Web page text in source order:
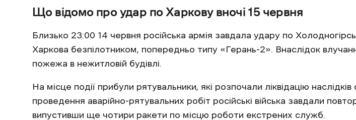
Що відомо про удар по Харкову вночі 15 червня
Близько 23:00 14 червня російська армія завдала удару по
Харкова безпілотником, попередньо типу «Герань-2». Внаслідок
пожежа в нежитловій будівлі.
На місце події прибули рятувальники, які розпочали ліквідацію
проведення аварійно-рятувальних робіт російські війська завдали
випустивши ще чотири ракети по місцю роботи екстрених служб.